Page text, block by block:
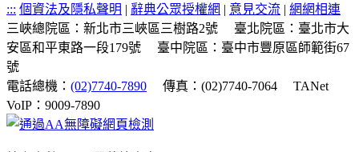
::: 個資法及隱私聲明 | 辭典公眾授權網 | 意見交流 | 網網相連
三峽總院區：新北市三峽區三樹路2號
臺北院區：臺北市大
安區和平東路一段179號
臺中院區：臺中市豐原區師範街67
號
電話總機： (02)7740-7890 傳真：(02)7740-7064
TANet
VoIP：9009-7890